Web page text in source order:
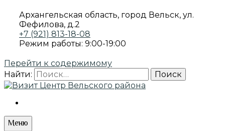
Архангельская область, город Вельск, ул.
Фефилова, д.2
+7 (921) 813-18-08
Режим работы: 9:00-19:00
Перейти к содержимому
Найти:
Визит Центр Вельского района
ПРОВИНЦИАЛЬНЫЕ ИСТОРИИ
Меню